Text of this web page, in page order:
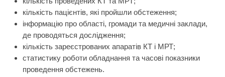
кількість пацієнтів, які пройшли обстеження;
інформацію про області, громади та медичні заклади,
де проводяться дослідження;
кількість зареєстрованих апаратів КТ і МРТ;
статистику роботи обладнання та часові показники
проведення обстежень.